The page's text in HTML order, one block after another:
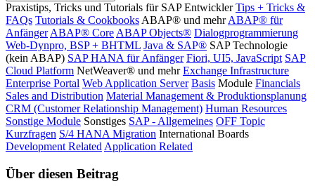
Praxistips, Tricks und Tutorials für SAP Entwickler Tips + Tricks &
FAQs Tutorials & Cookbooks ABAP® und mehr ABAP® für
Anfänger ABAP® Core ABAP Objects® Dialogprogrammierung
Web-Dynpro, BSP + BHTML Java & SAP® SAP Technologie
(kein ABAP) SAP HANA für Anfänger Fiori, UI5, JavaScript SAP
Cloud Platform NetWeaver® und mehr Exchange Infrastructure
Enterprise Portal Web Application Server Basis Module Financials
Sales and Distribution Material Management & Produktionsplanung
CRM (Customer Relationship Management) Human Resources
Sonstige Module Sonstiges SAP - Allgemeines OFF Topic
Kurzfragen S/4 HANA Migration International Boards
Development Related Application Related
Über diesen Beitrag